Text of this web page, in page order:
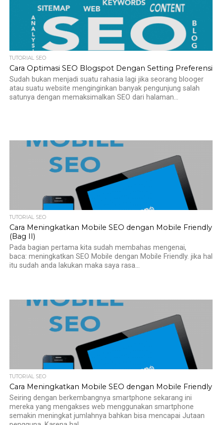
TUTORIAL SEO
Cara Optimasi SEO Blogspot Dengan Setting Preferensi
Sudah bukan menjadi suatu rahasia lagi jika seorang blooger
atau suatu website menginginkan banyak pengunjung salah
satunya dengan memaksimalkan SEO dari halaman...
TUTORIAL SEO
Cara Meningkatkan Mobile SEO dengan Mobile Friendly
(Bag II)
Pada bagian pertama kita sudah membahas mengenai,
baca: meningkatkan SEO Mobile dengan Mobile Friendly. jika hal
itu sudah anda lakukan maka saya rasa...
TUTORIAL SEO
Cara Meningkatkan Mobile SEO dengan Mobile Friendly
Seiring dengan berkembangnya smartphone sekarang ini
mereka yang mengakses web menggunakan smartphone
semakin meningkat jumlahnya bahkan bisa mencapai Jutaan